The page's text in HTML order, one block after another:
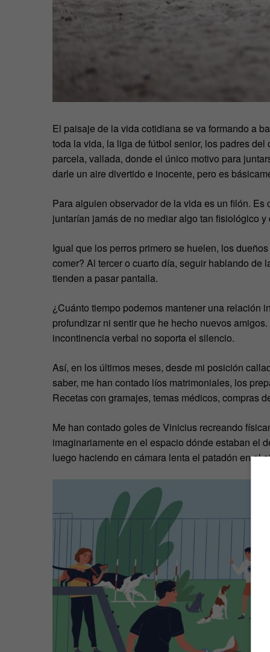
El paisaje de la vida cotidiana se va formando a
toda la vida, la liga de fútbol senior, los padres
parcela, vallada, donde el único motivo para
darle un aire divertido e inocente, pero es
Para alguien observador de la vida es un filón.
juntarían jamás de no mediar algo tan fisiológico y
Igual que los perros primero se huelen, los
comer? Al tercer o cuarto día, seguir hablando de
tienden a pasar pantalla.
¿Cuánto tiempo podemos mantener una relación
profundizar ni sentir que he hecho nuevos
incontinencia verbal no soporta el silencio.
Así, en los últimos meses, desde mi posición
saber, me han contado líos matrimoniales, los
Recetas con gramajes, temas médicos, compras
Me han contado goles de Vinicius recreando
imaginariamente en el espacio dónde estaban el
luego haciendo en cámara lenta el patadón en el